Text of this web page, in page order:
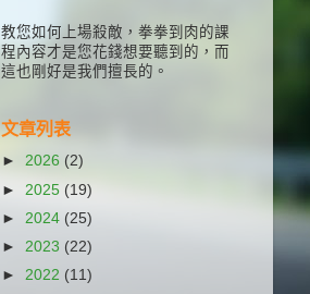
教您如何上場殺敵，拳拳到肉的課
程內容才是您花錢想要聽到的，而
這也剛好是我們擅長的。
文章列表
►2026 (2)
► 2025 (19)
► 2024 (25)
► 2023 (22)
► 2022 (11)